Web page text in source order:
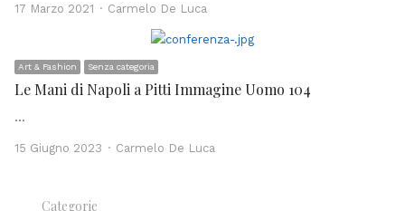
17 Marzo 2021 Author
Carmelo De Luca
Art & Fashion Senza categoria
Le Mani di Napoli a Pitti Immagine Uomo 104
…
15 Giugno 2023 Author
Carmelo De Luca
Categorie